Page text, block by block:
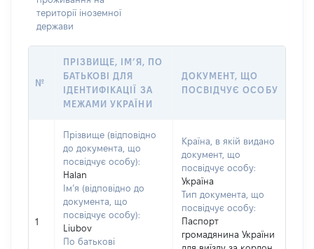
території іноземної
держави
№
ПРІЗВИЩЕ, ІМ’Я, ПО
БАТЬКОВІ ДЛЯ
ІДЕНТИФІКАЦІЇ ЗА
МЕЖАМИ УКРАЇНИ
ДОКУМЕНТ, ЩО
ПОСВІДЧУЄ ОСОБУ
1
Прізвище (відповідно
до документа, що
посвідчує особу):
Halan
Ім’я (відповідно до
документа, що
посвідчує особу):
Liubov
По батькові
Країна, в якій видано
документ, що
посвідчує особу:
Україна
Тип документа, що
посвідчує особу:
Паспорт
громадянина України